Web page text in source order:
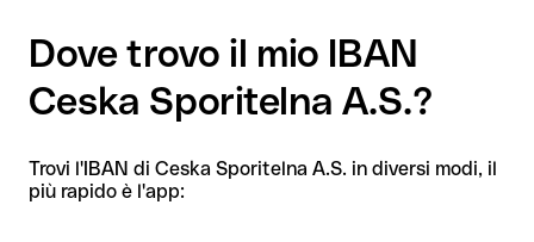
Dove trovo il mio IBAN
Ceska Sporitelna A.S.?
Trovi l'IBAN di Ceska Sporitelna A.S. in diversi modi, il
più rapido è l'app: